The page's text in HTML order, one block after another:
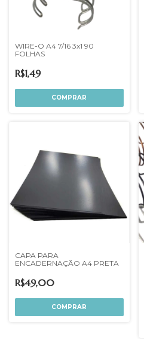
WIRE-O A4 7/16 3x1 90
FOLHAS
R$1,49
COMPRAR
CAPA PARA
ENCADERNAÇÃO A4 PRETA
R$49,00
COMPRAR